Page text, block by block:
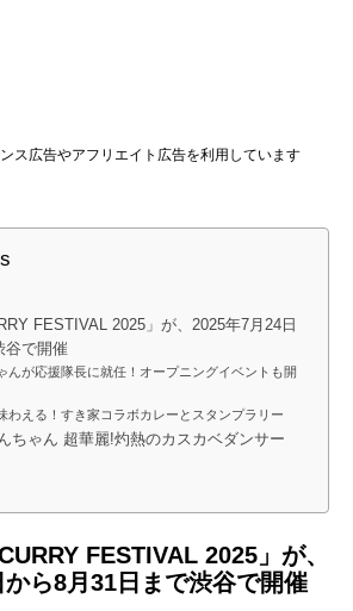
ス広告やアフリエイト広告を利用しています
FESTIVAL 2025」が、2025年7月24日
谷で開催
んが応援隊長に就任！オープニングイベントも開
わえる！すき家コラボカレーとスタンプラリー
ちゃん 超華麗!灼熱のカスカベダンサー
FESTIVAL 2025」が、
ら8月31日まで渋谷で開催